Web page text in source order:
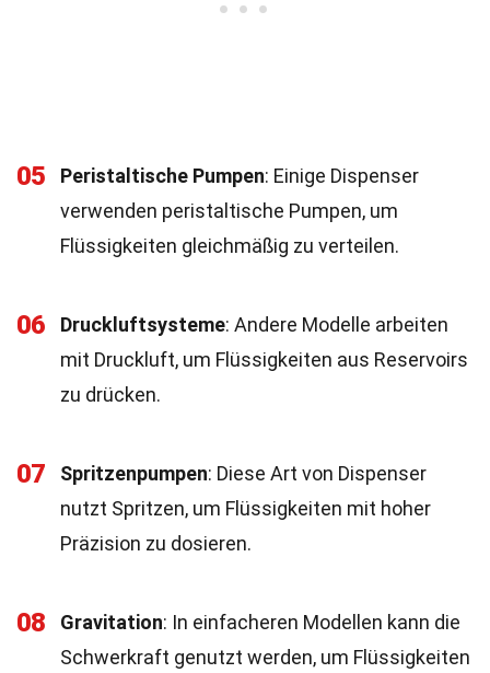
05 Peristaltische Pumpen: Einige Dispenser
verwenden peristaltische Pumpen, um
Flüssigkeiten gleichmäßig zu verteilen.
06 Druckluftsysteme: Andere Modelle arbeiten
mit Druckluft, um Flüssigkeiten aus Reservoirs
zu drücken.
07 Spritzenpumpen: Diese Art von Dispenser
nutzt Spritzen, um Flüssigkeiten mit hoher
Präzision zu dosieren.
08 Gravitation: In einfacheren Modellen kann die
Schwerkraft genutzt werden, um Flüssigkeiten